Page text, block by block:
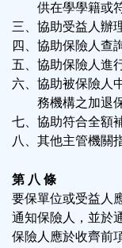
供在學學籍或符
三、協助受益人辦
四、協助保險人查
五、協助保險人進
六、協助被保險人
務機構之加退保
七、協助符合全額
八、其他主管機關
第 八 條
要保單位或受益人
通知保險人，並於
保險人應於收齊前